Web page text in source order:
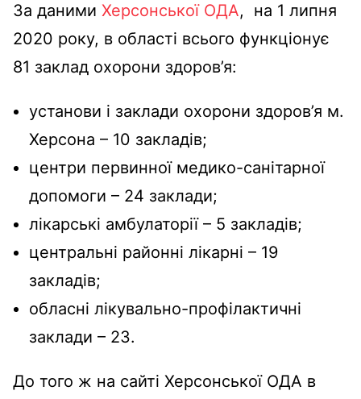
За даними Херсонської ОДА, на 1 липня
2020 року, в області всього функціонує
81 заклад охорони здоров’я:
установи і заклади охорони здоров’я м.
Херсона – 10 закладів;
центри первинної медико-санітарної
допомоги – 24 заклади;
лікарські амбулаторії – 5 закладів;
центральні районні лікарні – 19
закладів;
обласні лікувально-профілактичні
заклади – 23.
До того ж на сайті Херсонської ОДА в